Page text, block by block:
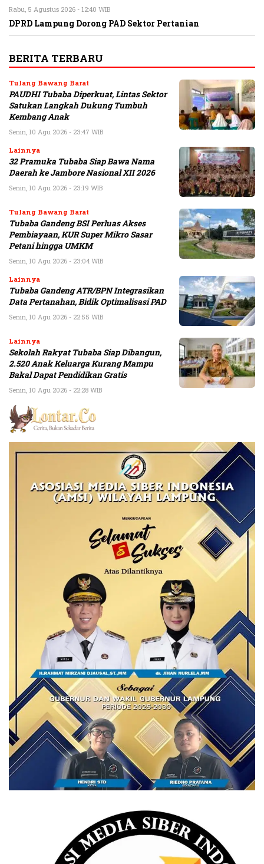
Rabu, 5 Agustus 2026 - 12:40 WIB
DPRD Lampung Dorong PAD Sektor Pertanian
BERITA TERBARU
Tulang Bawang Barat
PAUDHI Tubaba Diperkuat, Lintas Sektor
Satukan Langkah Dukung Tumbuh
Kembang Anak
Senin, 10 Agu 2026 - 23:47 WIB
Lainnya
32 Pramuka Tubaba Siap Bawa Nama
Daerah ke Jambore Nasional XII 2026
Senin, 10 Agu 2026 - 23:19 WIB
Tulang Bawang Barat
Tubaba Gandeng BSI Perluas Akses
Pembiayaan, KUR Super Mikro Sasar
Petani hingga UMKM
Senin, 10 Agu 2026 - 23:04 WIB
Lainnya
Tubaba Gandeng ATR/BPN Integrasikan
Data Pertanahan, Bidik Optimalisasi PAD
Senin, 10 Agu 2026 - 22:55 WIB
Lainnya
Sekolah Rakyat Tubaba Siap Dibangun,
2.520 Anak Keluarga Kurang Mampu
Bakal Dapat Pendidikan Gratis
Senin, 10 Agu 2026 - 22:28 WIB